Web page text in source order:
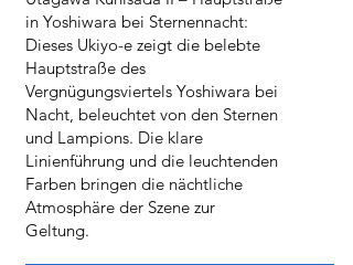
in Yoshiwara bei Sternennacht:
Dieses Ukiyo-e zeigt die belebte
Hauptstraße des
Vergnügungsviertels Yoshiwara bei
Nacht, beleuchtet von den Sternen
und Lampions. Die klare
Linienführung und die leuchtenden
Farben bringen die nächtliche
Atmosphäre der Szene zur
Geltung.